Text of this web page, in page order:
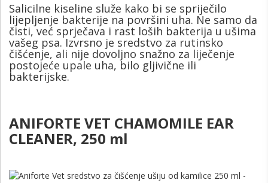
Salicilne kiseline služe kako bi se spriječilo
lijepljenje bakterije na površini uha. Ne samo da
čisti, već sprječava i rast loših bakterija u ušima
vašeg psa. Izvrsno je sredstvo za rutinsko
čišćenje, ali nije dovoljno snažno za liječenje
postojeće upale uha, bilo gljivične ili
bakterijske.
ANIFORTE VET CHAMOMILE EAR
CLEANER, 250 ml